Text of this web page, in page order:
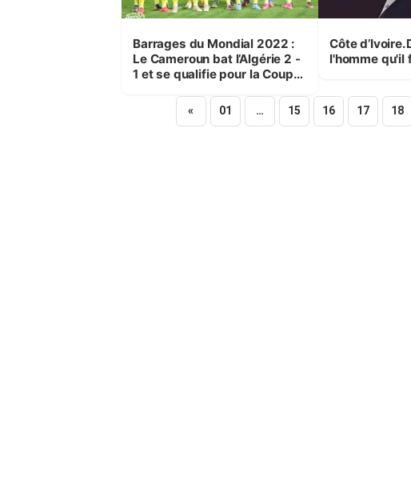
Barrages du Mondial 2022 :
Le Cameroun bat l’Algérie 2 -
1 et se qualifie pour la Coupe
Côte
l'homme qu'il
« 01 … 15 16 17 18